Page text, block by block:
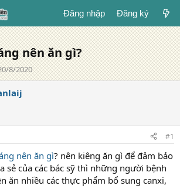
Đăng nhập Đăng ký
nên ăn gì?
8/2020
#1
nên ăn gì? nên kiêng ăn gì để đảm bảo
sẻ của các bác sỹ thì những người bệnh
ăn nhiều các thực phẩm bổ sung canxi,